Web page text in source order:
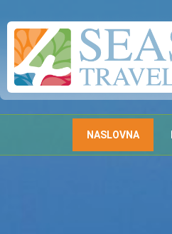
NASLOVNA